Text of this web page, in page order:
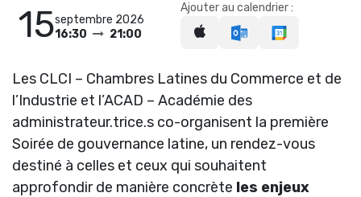
15septembre 2026
16:30
21:00
Ajouter au calendrier :
Les CLCI – Chambres Latines du Commerce et de
l’Industrie et l’ACAD – Académie des
administrateur.trice.s co-organisent la première
Soirée de gouvernance latine, un rendez-vous
destiné à celles et ceux qui souhaitent
approfondir de manière concrète les enjeux